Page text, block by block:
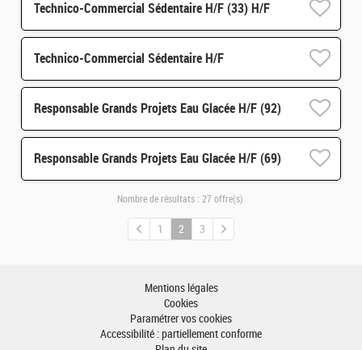
Technico-Commercial Sédentaire H/F (33) H/F
Technico-Commercial Sédentaire H/F
Responsable Grands Projets Eau Glacée H/F (92)
Responsable Grands Projets Eau Glacée H/F (69)
Nombre de résultats : 27 offre(s)
1 2 3
Mentions légales
Cookies
Paramétrer vos cookies
Accessibilité : partiellement conforme